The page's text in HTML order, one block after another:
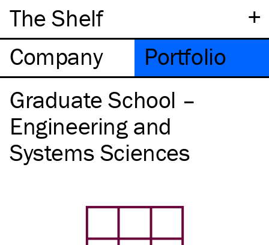
+
The Shelf
Company
Portfolio
Graduate School –
Engineering and
Systems Sciences